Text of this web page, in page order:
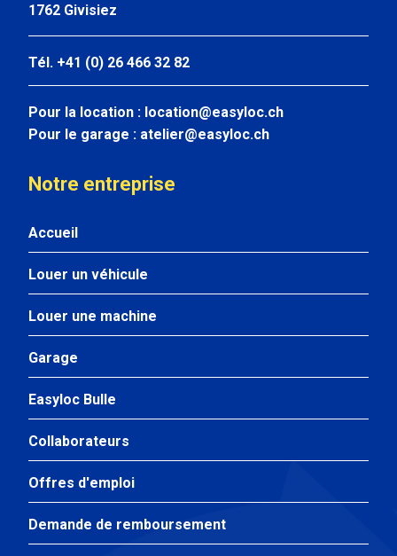
1762 Givisiez
Tél. +41 (0) 26 466 32 82
Pour la location : location@easyloc.ch
Pour le garage : atelier@easyloc.ch
Notre entreprise
Accueil
Louer un véhicule
Louer une machine
Garage
Easyloc Bulle
Collaborateurs
Offres d'emploi
Demande de remboursement